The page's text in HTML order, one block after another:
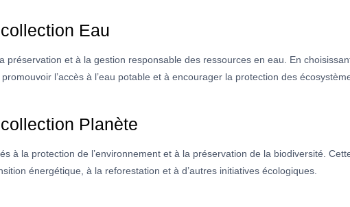
Eau
préservation et à la gestion responsable des ressources en eau. En
l’accès à l’eau potable et à encourager la protection des
Planète
à la protection de l’environnement et à la préservation de la biodiversité.
énergétique, à la reforestation et à d’autres initiatives écologiques.